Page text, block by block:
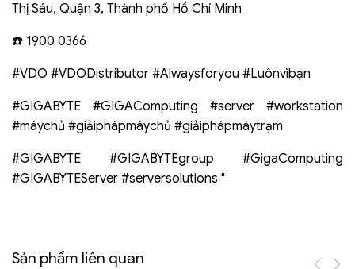
Thị Sáu, Quận 3, Thành phố Hồ Chí Minh
☎️ 1900 0366
#VDO #VDODistributor #Alwaysforyou #Luônvìbạn
#GIGABYTE #GIGAComputing #server #workstation
#máychủ #giảiphápmáychủ #giảiphápmáytrạm
#GIGABYTE #GIGABYTEgroup #GigaComputing
#GIGABYTEServer #serversolutions "
Sản phẩm liên quan